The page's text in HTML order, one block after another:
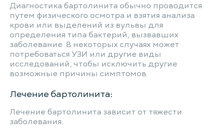
Диагностика бартолинита обычно проводится
путем физического осмотра и взятия анализа
крови или выделений из вульвы для
определения типа бактерий, вызвавших
заболевание. В некоторых случаях может
потребоваться УЗИ или другие виды
исследований, чтобы исключить другие
возможные причины симптомов.
Лечение бартолинита:
Лечение бартолинита зависит от тяжести
заболевания.